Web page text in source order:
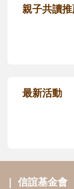
親子共讀
最新活動
信誼基金會